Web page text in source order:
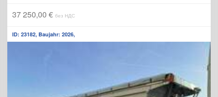
37 250,00 € без НДС
ID: 23182, Baujahr: 2026,